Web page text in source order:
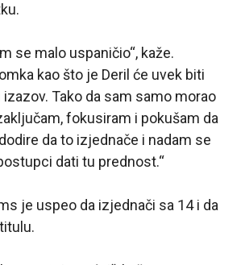
se malo uspaničio“, kaže.
kao što je Deril će uvek biti
Tako da sam samo morao
fokusiram i pokušam da
da to izjednače i nadam se
dati tu prednost.“
je uspeo da izjednači sa 14 i da